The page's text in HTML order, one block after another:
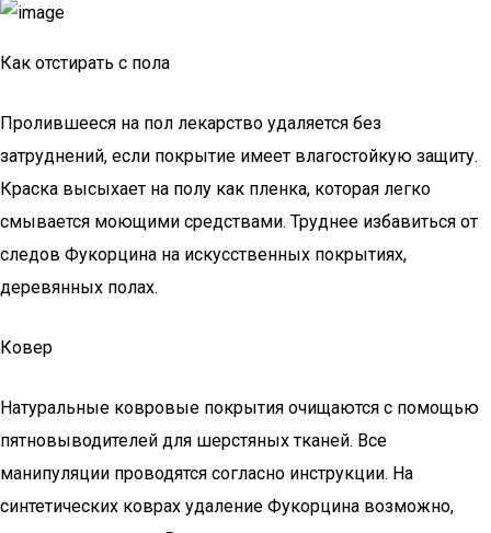
Как отстирать с пола
Пролившееся на пол лекарство удаляется без
затруднений, если покрытие имеет влагостойкую защиту.
Краска высыхает на полу как пленка, которая легко
смывается моющими средствами. Труднее избавиться от
следов Фукорцина на искусственных покрытиях,
деревянных полах.
Ковер
Натуральные ковровые покрытия очищаются с помощью
пятновыводителей для шерстяных тканей. Все
манипуляции проводятся согласно инструкции. На
синтетических коврах удаление Фукорцина возможно,